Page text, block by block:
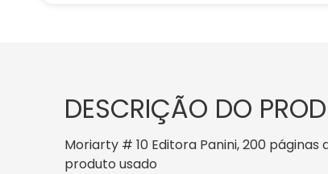
DESCRIÇÃO DO
Moriarty # 10 Editora Panini, 200 páginas
produto usado